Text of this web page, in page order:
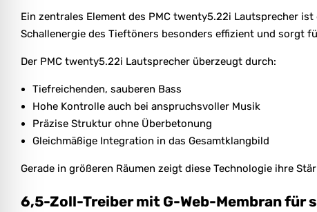
Ein zentrales Element des PMC twenty5.22i Lautsprecher
Schallenergie des Tieftöners besonders effizient und sorgt
Der PMC twenty5.22i Lautsprecher überzeugt durch:
Tiefreichenden, sauberen Bass
Hohe Kontrolle auch bei anspruchsvoller Musik
Präzise Struktur ohne Überbetonung
Gleichmäßige Integration in das Gesamtklangbild
Gerade in größeren Räumen zeigt diese Technologie ihre
6,5-Zoll-Treiber mit G-Web-Membran für